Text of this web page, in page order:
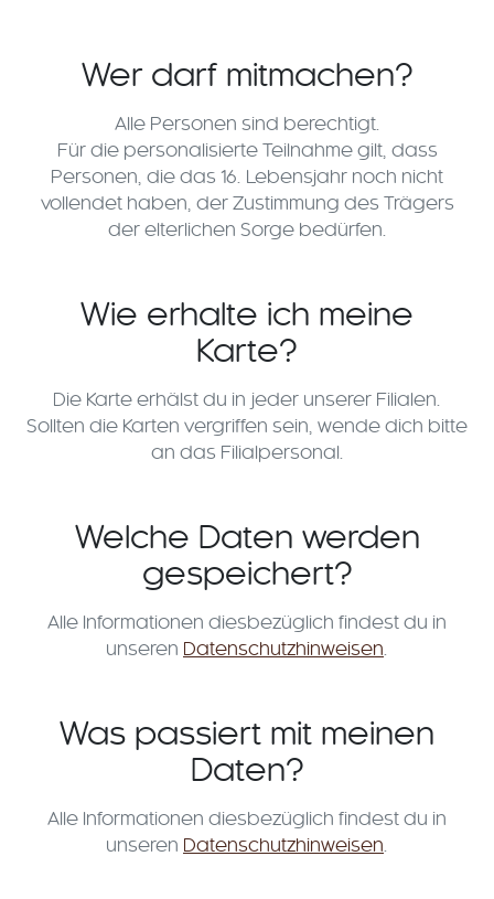
Wer darf mitmachen?
Alle Personen sind berechtigt.
Für die personalisierte Teilnahme gilt, dass
Personen, die das 16. Lebensjahr noch nicht
vollendet haben, der Zustimmung des Trägers
der elterlichen Sorge bedürfen.
Wie erhalte ich meine
Karte?
Die Karte erhälst du in jeder unserer Filialen.
Sollten die Karten vergriffen sein, wende dich bitte
an das Filialpersonal.
Welche Daten werden
gespeichert?
Alle Informationen diesbezüglich findest du in
unseren Datenschutzhinweisen.
Was passiert mit meinen
Daten?
Alle Informationen diesbezüglich findest du in
unseren Datenschutzhinweisen.